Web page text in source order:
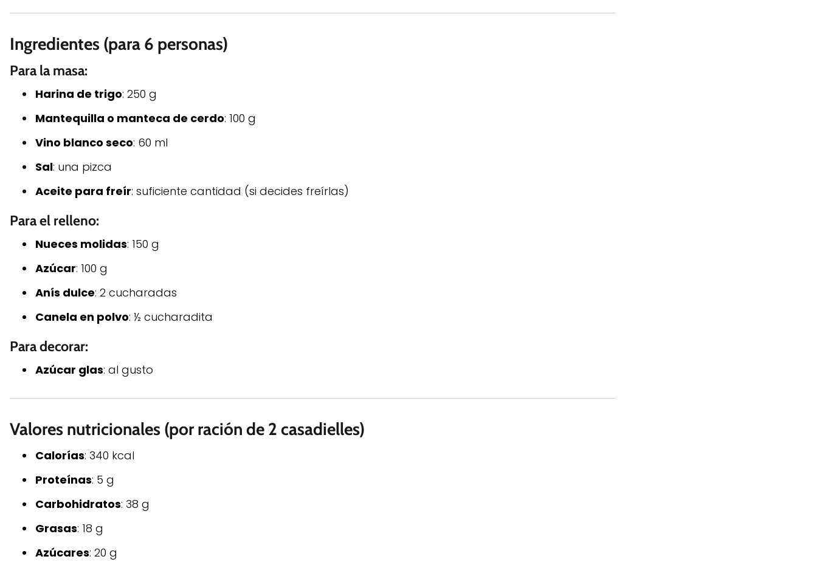
Ingredientes (para 6 personas)
Para la masa:
Harina de trigo: 250 g
Mantequilla o manteca de cerdo: 100 g
Vino blanco seco: 60 ml
Sal: una pizca
Aceite para freír: suficiente cantidad (si decides freírlas)
Para el relleno:
Nueces molidas: 150 g
Azúcar: 100 g
Anís dulce: 2 cucharadas
Canela en polvo: ½ cucharadita
Para decorar:
Azúcar glas: al gusto
Valores nutricionales (por ración de 2 casadielles)
Calorías: 340 kcal
Proteínas: 5 g
Carbohidratos: 38 g
Grasas: 18 g
Azúcares: 20 g